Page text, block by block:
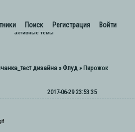
Поиск Регистрация Войти
активные темы
дизайна » Флуд » Пирожок
2017-06-29 23:53:35